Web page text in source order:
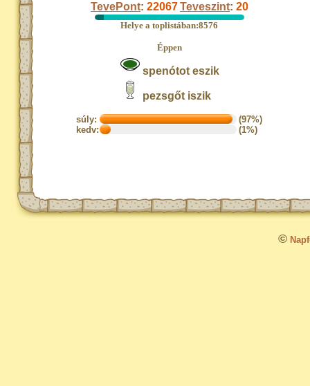
TevePont: 22067Teveszint: 20
Helye a toplistában:8576
Éppen
spenótot eszik
pezsgőt iszik
súly:
(97%)
kedv:
(1%)
©